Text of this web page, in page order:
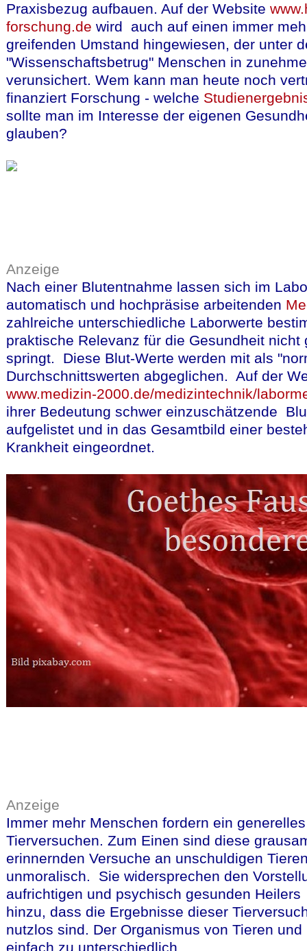
Praxisbezug aufbauen. Auf der Website
forschung.de wird auch auf einen immer
greifenden Umstand hingewiesen, der unter
"Wissenschaftsbetrug" Menschen in
verunsichert. Wem kann man heute noch
finanziert Forschung - welche
sollte man im Interesse der eigenen
glauben?
Anzeige
Nach einer Blutentnahme lassen sich im
automatisch und hochpräsise arbeitenden
zahlreiche unterschiedliche Laborwerte
praktische Relevanz für die Gesundheit nicht
springt. Diese Blut-Werte werden mit als
Durchschnittswerten abgeglichen. Auf der
www.medizin-2000.de/medizintechnik/
ihrer Bedeutung schwer einzuschätzende
aufgelistet und in das Gesamtbild einer
Krankheit eingeordnet.
Anzeige
Immer mehr Menschen fordern ein
Tierversuchen. Zum Einen sind diese
erinnernden Versuche an unschuldigen
unmoralisch. Sie widersprechen den
aufrichtigen und psychisch gesunden
hinzu, dass die Ergebnisse dieser
nutzlos sind. Der Organismus von Tieren
einfach zu unterschiedlich.